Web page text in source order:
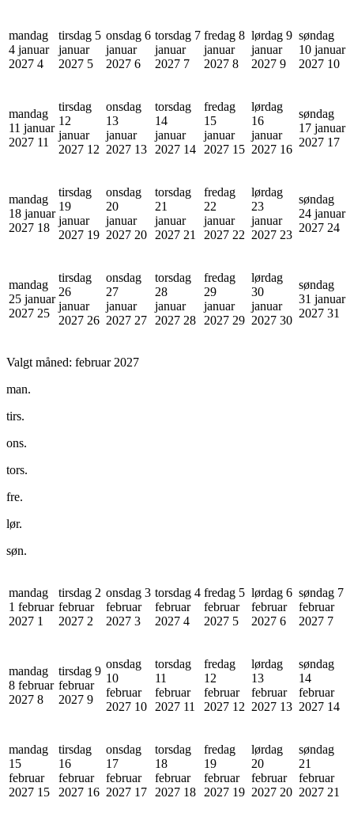
mandag
4 januar
2027 4
tirsdag 5
januar
2027 5
onsdag 6
januar
2027 6
torsdag 7
januar
2027 7
fredag 8
januar
2027 8
lørdag 9
januar
2027 9
søndag
10 januar
2027 10
mandag
11 januar
2027 11
tirsdag
12
januar
2027 12
onsdag
13
januar
2027 13
torsdag
14
januar
2027 14
fredag
15
januar
2027 15
lørdag
16
januar
2027 16
søndag
17 januar
2027 17
mandag
18 januar
2027 18
tirsdag
19
januar
2027 19
onsdag
20
januar
2027 20
torsdag
21
januar
2027 21
fredag
22
januar
2027 22
lørdag
23
januar
2027 23
søndag
24 januar
2027 24
mandag
25 januar
2027 25
tirsdag
26
januar
2027 26
onsdag
27
januar
2027 27
torsdag
28
januar
2027 28
fredag
29
januar
2027 29
lørdag
30
januar
2027 30
søndag
31 januar
2027 31
Valgt måned: februar 2027
man.
tirs.
ons.
tors.
fre.
lør.
søn.
mandag
1 februar
2027 1
tirsdag 2
februar
2027 2
onsdag 3
februar
2027 3
torsdag 4
februar
2027 4
fredag 5
februar
2027 5
lørdag 6
februar
2027 6
søndag 7
februar
2027 7
mandag
8 februar
2027 8
tirsdag 9
februar
2027 9
onsdag
10
februar
2027 10
torsdag
11
februar
2027 11
fredag
12
februar
2027 12
lørdag
13
februar
2027 13
søndag
14
februar
2027 14
mandag
15
februar
2027 15
tirsdag
16
februar
2027 16
onsdag
17
februar
2027 17
torsdag
18
februar
2027 18
fredag
19
februar
2027 19
lørdag
20
februar
2027 20
søndag
21
februar
2027 21